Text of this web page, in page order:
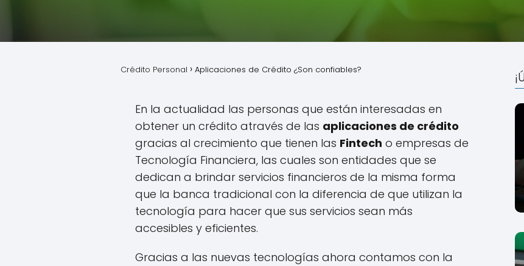
Crédito Personal Aplicaciones de Crédito ¿Son confiables?
En la actualidad las personas que están interesadas en
obtener un crédito através de las aplicaciones de crédito
gracias al crecimiento que tienen las Fintech o empresas de
Tecnología Financiera, las cuales son entidades que se
dedican a brindar servicios financieros de la misma forma
que la banca tradicional con la diferencia de que utilizan la
tecnología para hacer que sus servicios sean más
accesibles y eficientes.
Gracias a las nuevas tecnologías ahora contamos con la